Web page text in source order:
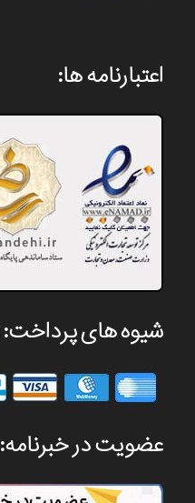
اعتبارنامه ها:
شیوه های پرداخت:
عضویت در خبرنامه: